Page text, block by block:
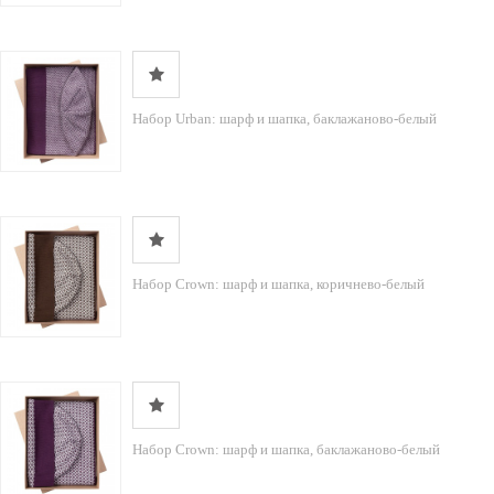
Набор Urban: шарф и шапка, баклажаново-белый
Набор Crown: шарф и шапка, коричнево-белый
Набор Crown: шарф и шапка, баклажаново-белый